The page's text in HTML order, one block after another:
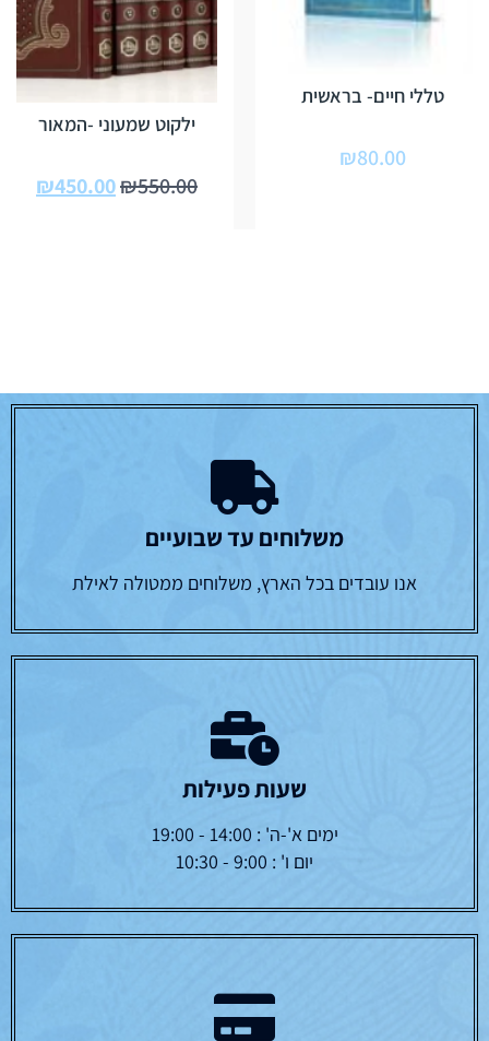
טללי חיים- בראשית
₪80.00
ילקוט שמעוני -המאור
₪550.00
₪450.00
משלוחים עד שבועיים
אנו עובדים בכל הארץ, משלוחים ממטולה לאילת
שעות פעילות
ימים א'-ה' : 14:00 - 19:00
יום ו' : 9:00 - 10:30